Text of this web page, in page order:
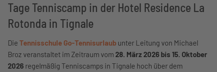
Tage Tenniscamp in der Hotel Residence La
Rotonda in Tignale
Die Tennisschule Go-Tennisurlaub unter Leitung von Michael
Broz veranstaltet im Zeitraum vom28. März 2026 bis 15. Oktober
2026 regelmäßig Tenniscamps in Tignale hoch über dem